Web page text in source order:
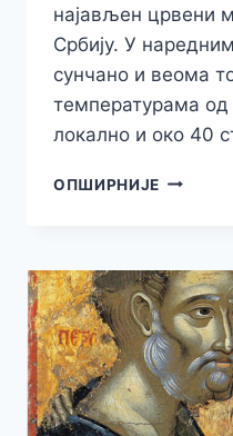
најављен црвени
Србију. У
сунчано и веома
температурама
локално и око 40
ОПШИРНИЈЕ РХМЗ
ВИСОКЕ
СТИЖЕ
НОВИ
ТАЛАС